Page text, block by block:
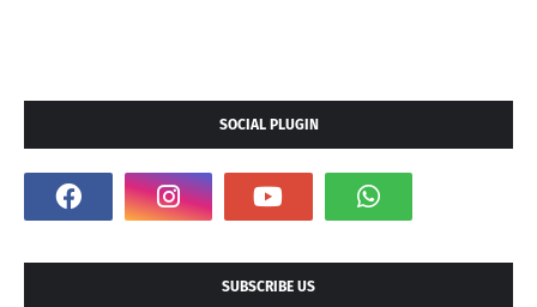
SOCIAL PLUGIN
SUBSCRIBE US